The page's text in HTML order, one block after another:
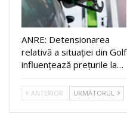
ANRE: Detensionarea
relativă a situației din Golf
influențează prețurile la…
ANTERIOR URMĂTORUL